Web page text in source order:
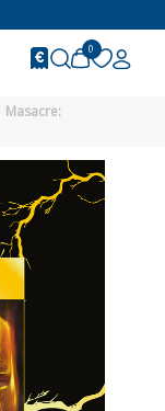
0
Masacre: